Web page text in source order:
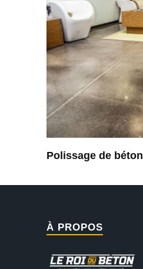
Polissage de béton
À PROPOS